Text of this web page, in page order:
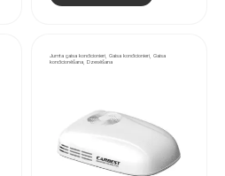
Jumta gaisa kondicionieri, Gaisa kondicionieri, Gaisa
kondicionēšana, Dzesēšana